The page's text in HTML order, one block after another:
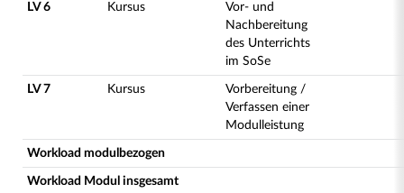
LV 6 Kursus
Vor- und
Nachbereitung
des Unterrichts
im SoSe
LV 7 Kursus
Vorbereitung /
Verfassen einer
Modulleistung
Workload modulbezogen
Workload Modul insgesamt